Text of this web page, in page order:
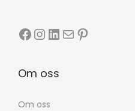
Om oss
Om oss